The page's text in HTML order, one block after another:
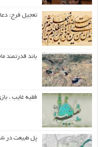
تعجیل فرج:
باند قدرتمند
فقیه غایب ،
پل طبیعت در